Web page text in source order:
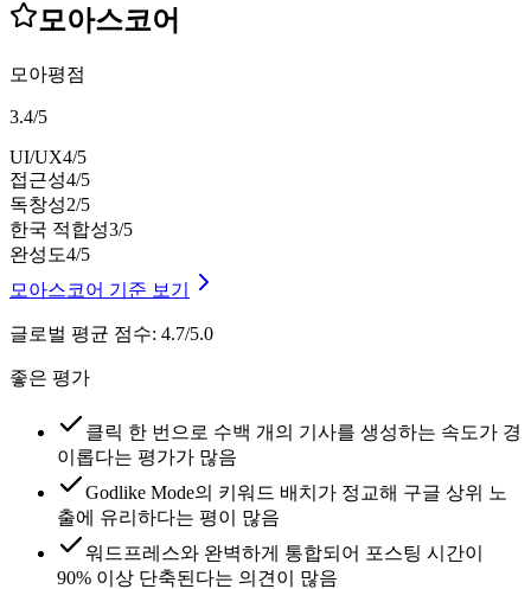
모아스코어
모아평점
3.4/5
UI/UX4/5
접근성4/5
독창성2/5
한국 적합성3/5
완성도4/5
모아스코어 기준 보기
글로벌 평균 점수: 4.7/5.0
좋은 평가
클릭 한 번으로 수백 개의 기사를 생성하는 속도가 경
이롭다는 평가가 많음
Godlike Mode의 키워드 배치가 정교해 구글 상위 노
출에 유리하다는 평이 많음
워드프레스와 완벽하게 통합되어 포스팅 시간이
90% 이상 단축된다는 의견이 많음